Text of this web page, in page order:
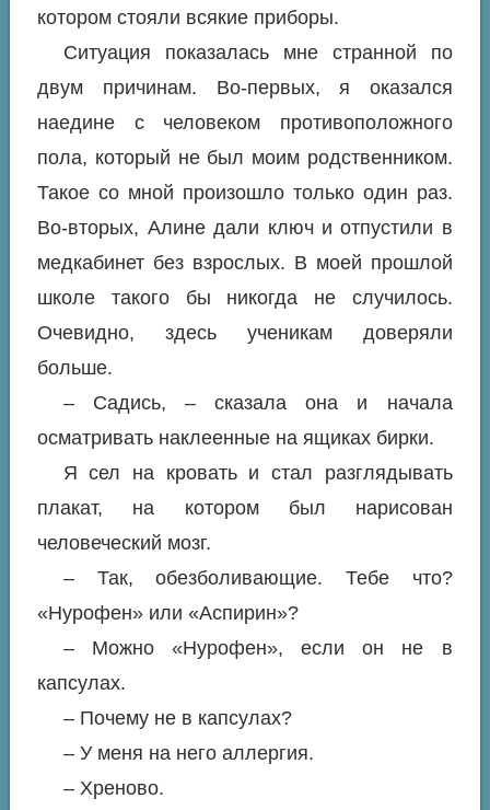
котором стояли всякие приборы.
Ситуация показалась мне странной по
двум причинам. Во-первых, я оказался
наедине с человеком противоположного
пола, который не был моим родственником.
Такое со мной произошло только один раз.
Во-вторых, Алине дали ключ и отпустили в
медкабинет без взрослых. В моей прошлой
школе такого бы никогда не случилось.
Очевидно, здесь ученикам доверяли
больше.
– Садись, – сказала она и начала
осматривать наклеенные на ящиках бирки.
Я сел на кровать и стал разглядывать
плакат, на котором был нарисован
человеческий мозг.
– Так, обезболивающие. Тебе что?
«Нурофен» или «Аспирин»?
– Можно «Нурофен», если он не в
капсулах.
– Почему не в капсулах?
– У меня на него аллергия.
– Хреново.